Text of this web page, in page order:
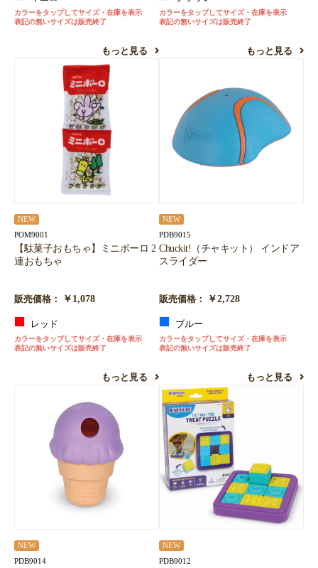
カラーをタップしてサイズ・在庫を表示
表記の無いサイズは販売終了
もっと見る
カラーをタップしてサイズ・在庫を表示
表記の無いサイズは販売終了
もっと見る
NEW
POM9001
【駄菓子おもちゃ】ミニボーロ 2
連おもちゃ
販売価格： ￥1,078
レッド
カラーをタップしてサイズ・在庫を表示
表記の無いサイズは販売終了
もっと見る
NEW
PDB9015
Chuckit!（チャキット） インドア
スライダー
販売価格： ￥2,728
ブルー
カラーをタップしてサイズ・在庫を表示
表記の無いサイズは販売終了
もっと見る
NEW
PDB9014
NEW
PDB9012